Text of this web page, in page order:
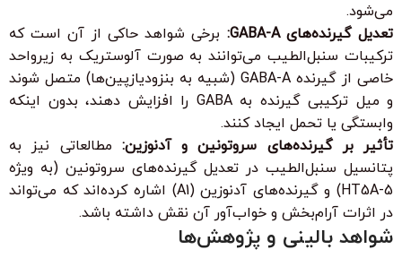
می‌شود.
تعدیل گیرنده‌های GABA-A:
برخی شواهد حاکی از آن است که
ترکیبات سنبل‌الطیب می‌توانند به صورت آلوستریک به زیرواحد
خاصی از گیرنده GABA-A (شبیه به بنزودیازپین‌ها) متصل شوند
و میل ترکیبی گیرنده به GABA را افزایش دهند، بدون اینکه
وابستگی یا تحمل ایجاد کنند.
تأثیر بر گیرنده‌های سروتونین و آدنوزین: مطالعاتی نیز به
پتانسیل سنبل‌الطیب در تعدیل گیرنده‌های سروتونین (به ویژه
5-HT5A) و گیرنده‌های آدنوزین (A1) اشاره کرده‌اند که می‌تواند
در اثرات آرام‌بخش و خواب‌آور آن نقش داشته باشد.
شواهد بالینی و پژوهش‌ها